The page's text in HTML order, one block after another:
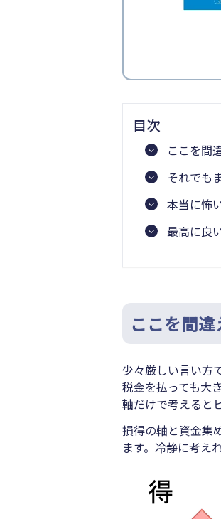
目次
ここを間
それでも
本当に怖
最高に良
ここを間
少々厳しい言い方
税金を払っても大
軸だけで考えると
損得の軸と資金集
ます。冷静に考え